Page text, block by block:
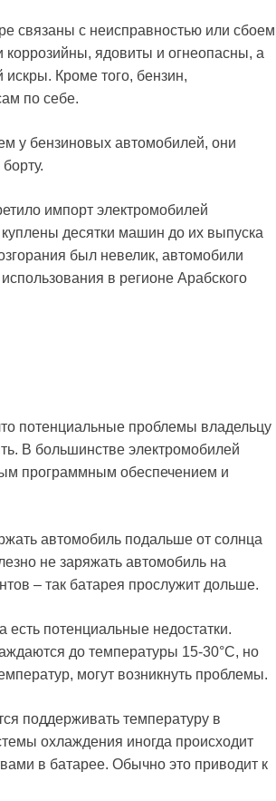
связаны с неисправностью или сбоем
коррозийны, ядовиты и огнеопасны, а
Кроме того, бензин,
по себе.
у бензиновых автомобилей, они
импорт электромобилей
десятки машин до их выпуска
был невелик, автомобили
в регионе Арабского
потенциальные проблемы владельцу
В большинстве электромобилей
программным обеспечением и
автомобиль подальше от солнца
не заряжать автомобиль на
– так батарея прослужит дольше.
есть потенциальные недостатки.
до температуры 15-30°C, но
могут возникнуть проблемы.
поддерживать температуру в
охлаждения иногда происходит
в батарее. Обычно это приводит к